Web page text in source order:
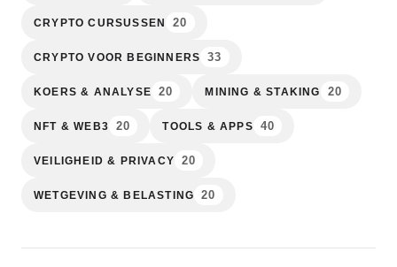
CRYPTO CURSUSSEN 20
CRYPTO VOOR BEGINNERS 33
KOERS & ANALYSE 20 MINING & STAKING 20
NFT & WEB3 20 TOOLS & APPS 40
VEILIGHEID & PRIVACY 20
WETGEVING & BELASTING 20